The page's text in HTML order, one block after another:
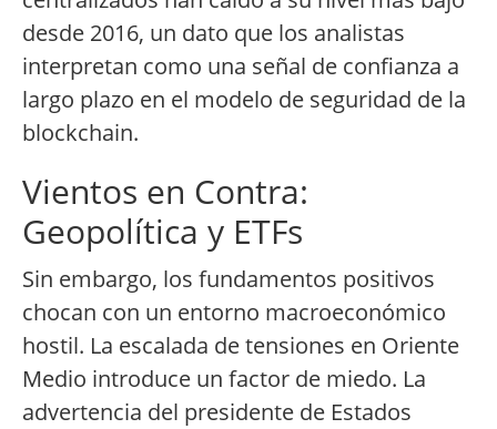
desde 2016, un dato que los analistas
interpretan como una señal de confianza a
largo plazo en el modelo de seguridad de la
blockchain.
Vientos en Contra:
Geopolítica y ETFs
Sin embargo, los fundamentos positivos
chocan con un entorno macroeconómico
hostil. La escalada de tensiones en Oriente
Medio introduce un factor de miedo. La
advertencia del presidente de Estados